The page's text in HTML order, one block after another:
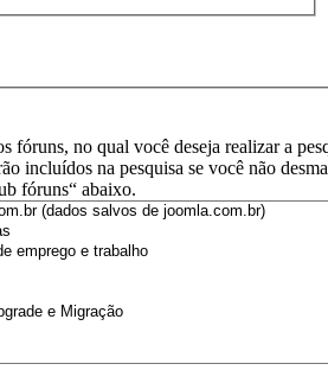
fóruns, no qual você deseja realizar a
incluídos na pesquisa se você não
fóruns“ abaixo.